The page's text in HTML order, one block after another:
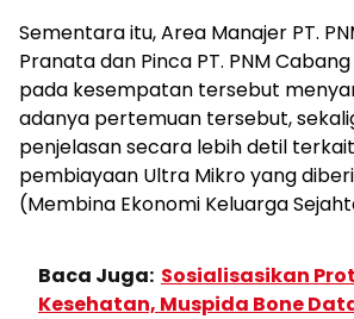
Sementara itu, Area Manajer PT.
Pranata dan Pinca PT. PNM
pada kesempatan tersebut
adanya pertemuan tersebut,
penjelasan secara lebih detil
pembiayaan Ultra Mikro yang diberi
(Membina Ekonomi Keluarga
Baca Juga: Sosialisasikan
Kesehatan, Muspida Bone